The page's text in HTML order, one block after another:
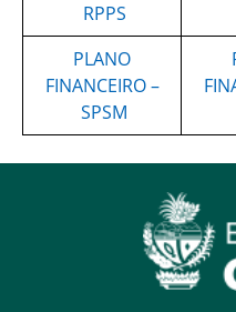
RPPS
PLANO
FINANCEIRO –
SPSM